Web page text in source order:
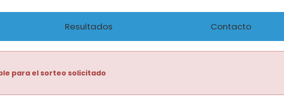
Resultados Contacto
para el sorteo solicitado